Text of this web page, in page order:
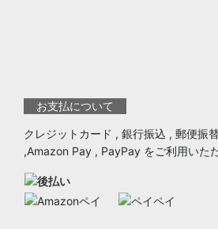
お支払について
クレジットカード , 銀行振込 , 郵便振
,Amazon Pay , PayPay をご利用いた